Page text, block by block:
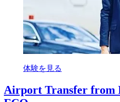
体験を見る
Airport Transfer from